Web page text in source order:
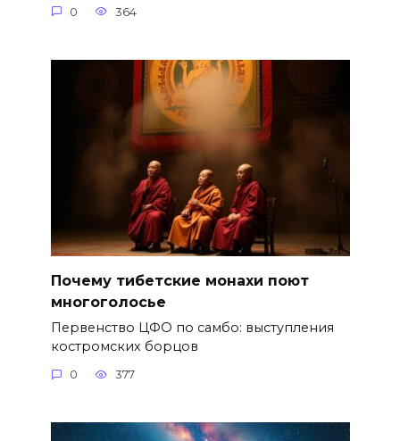
0 364
Почему тибетские монахи поют
многоголосье
Первенство ЦФО по самбо: выступления
костромских борцов
0 377